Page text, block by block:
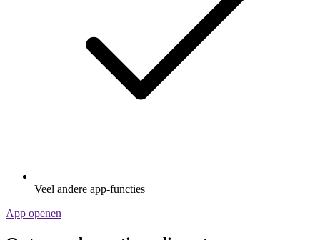
Veel andere app-functies
App openen